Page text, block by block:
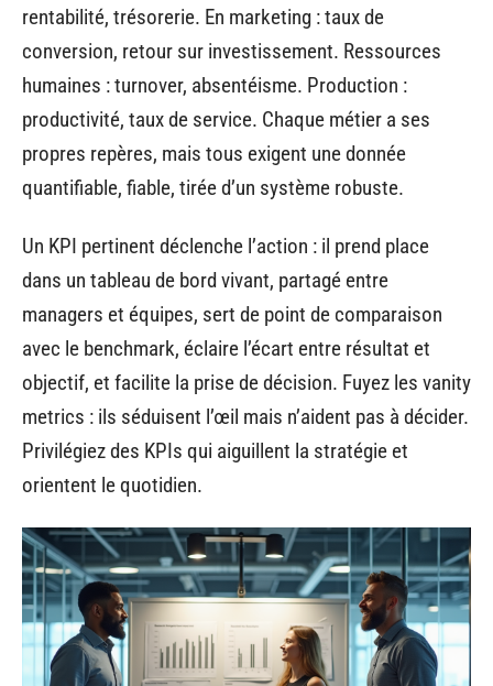
rentabilité, trésorerie. En marketing : taux de
conversion, retour sur investissement. Ressources
humaines : turnover, absentéisme. Production :
productivité, taux de service. Chaque métier a ses
propres repères, mais tous exigent une donnée
quantifiable, fiable, tirée d’un système robuste.
Un KPI pertinent déclenche l’action : il prend place
dans un tableau de bord vivant, partagé entre
managers et équipes, sert de point de comparaison
avec le benchmark, éclaire l’écart entre résultat et
objectif, et facilite la prise de décision. Fuyez les vanity
metrics : ils séduisent l’œil mais n’aident pas à décider.
Privilégiez des KPIs qui aiguillent la stratégie et
orientent le quotidien.